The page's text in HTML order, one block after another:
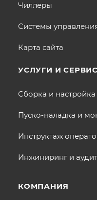
Чиллеры
Системы
Карта сайта
УСЛУГИ И
Сборка и настройка
Пуско-наладка и
Инструктаж
Инжиниринг и аудит
КОМПАНИЯ